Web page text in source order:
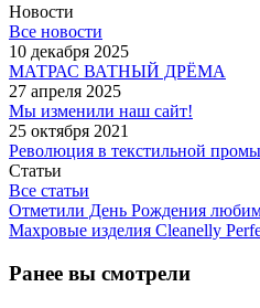
Новости
Все новости
10 декабря 2025
МАТРАС ВАТНЫЙ ДРЁМА
27 апреля 2025
Мы изменили наш сайт!
25 октября 2021
Революция в текстильной
Статьи
Все статьи
Отметили День Рождения
Махровые изделия Cleanelly
Ранее вы смотрели